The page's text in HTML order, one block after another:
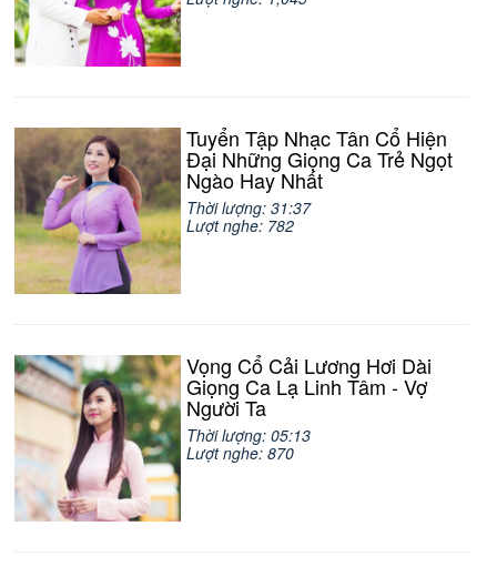
Tuyển Tập Nhạc Tân Cổ Hiện
Đại Những Giọng Ca Trẻ Ngọt
Ngào Hay Nhất
Thời lượng: 31:37
Lượt nghe: 782
Vọng Cổ Cải Lương Hơi Dài
Giọng Ca Lạ Linh Tâm - Vợ
Người Ta
Thời lượng: 05:13
Lượt nghe: 870